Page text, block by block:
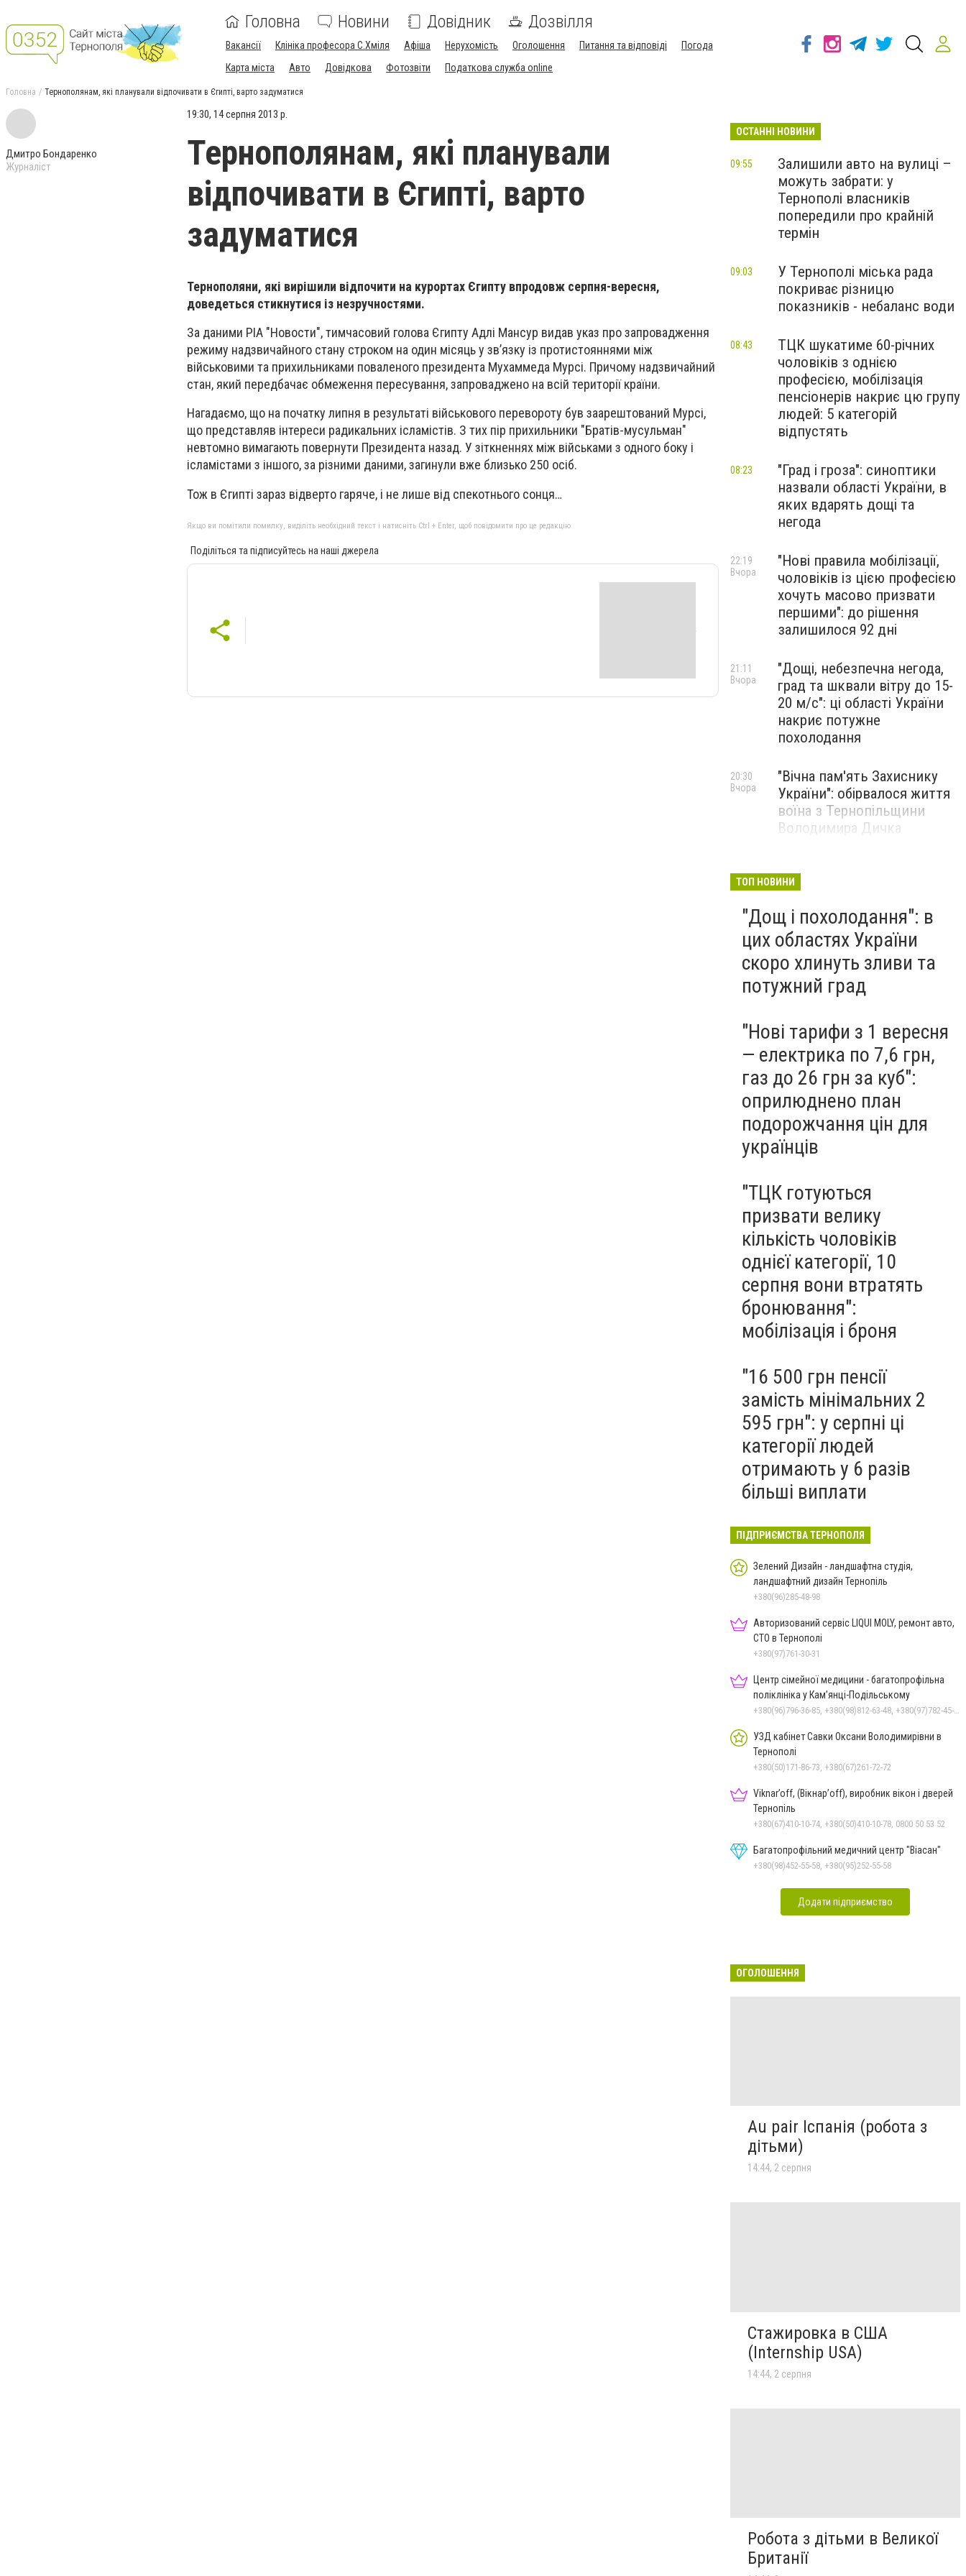
Головна Новини Довідник Дозвілля
Вакансії Клініка професора С.Хміля Афіша Нерухомість Оголошення Питання та відповіді
Погода
Карта міста
Авто Довідкова Фотозвіти Податкова служба online
Головна Тернополянам, які планували відпочивати в Єгипті, варто задуматися
Дмитро Бондаренко
Журналіст
19:30, 14 серпня 2013 р.
Тернополянам, які планували
відпочивати в Єгипті, варто
задуматися
Тернополяни, які вирішили відпочити на курортах Єгипту впродовж серпня-вересня,
доведеться стикнутися із незручностями.
За даними РІА "Новости", тимчасовий голова Єгипту Адлі Мансур видав указ про запровадження
режиму надзвичайного стану строком на один місяць у зв’язку із протистояннями між
військовими та прихильниками поваленого президента Мухаммеда Мурсі. Причому надзвичайний
стан, який передбачає обмеження пересування, запроваджено на всій території країни.
Нагадаємо, що на початку липня в результаті військового перевороту був заарештований Мурсі,
що представляв інтереси радикальних ісламістів. З тих пір прихильники "Братів-мусульман"
невтомно вимагають повернути Президента назад. У зіткненнях між військами з одного боку і
ісламістами з іншого, за різними даними, загинули вже близько 250 осіб.
Тож в Єгипті зараз відверто гаряче, і не лише від спекотнього сонця…
Якщо ви помітили помилку, виділіть необхідний текст і натисніть Ctrl + Enter, щоб повідомити про це редакцію
Поділіться та підписуйтесь на наші джерела
ОСТАННІ НОВИНИ
Залишили авто на вулиці –
можуть забрати: у
Тернополі власників
попередили про крайній
термін
09:55
У Тернополі міська рада
покриває різницю
показників - небаланс води
09:03
ТЦК шукатиме 60-річних
чоловіків з однією
професією, мобілізація
пенсіонерів накриє цю групу
людей: 5 категорій
відпустять
08:43
"Град і гроза": синоптики
назвали області України, в
яких вдарять дощі та
негода
08:23
"Нові правила мобілізації,
чоловіків із цією професією
хочуть масово призвати
першими": до рішення
залишилося 92 дні
22:19
Вчора
"Дощі, небезпечна негода,
град та шквали вітру до 15-
20 м/с": ці області України
накриє потужне
похолодання
21:11
Вчора
"Вічна пам'ять Захиснику
України": обірвалося життя
воїна з Тернопільщини
Володимира Дичка
20:30
Вчора
штрафувати за 3 вчинки,
додому": змусять оплатити
величезні суми
Вчора
ТОП НОВИНИ
"Дощ і похолодання": в
цих областях України
скоро хлинуть зливи та
потужний град
"Нові тарифи з 1 вересня
— електрика по 7,6 грн,
газ до 26 грн за куб":
оприлюднено план
подорожчання цін для
українців
"ТЦК готуються
призвати велику
кількість чоловіків
однієї категорії, 10
серпня вони втратять
бронювання":
мобілізація і броня
"16 500 грн пенсії
замість мінімальних 2
595 грн": у серпні ці
категорії людей
отримають у 6 разів
більші виплати
ПІДПРИЄМСТВА ТЕРНОПОЛЯ
Зелений Дизайн - ландшафтна студія,
ландшафтний дизайн Тернопіль
+380(96)285-48-98
Авторизований сервіс LIQUI MOLY, ремонт авто,
СТО в Тернополі
+380(97)761-30-31
Центр сімейної медицини - багатопрофільна
поліклініка у Кам’янці-Подільському
+380(96)796-36-85, +380(98)812-63-48, +380(97)782-45-70
УЗД кабінет Савки Оксани Володимирівни в
Тернополі
+380(50)171-86-73, +380(67)261-72-72
Viknar’off, (Вікнар’off), виробник вікон і дверей
Тернопіль
+380(67)410-10-74, +380(50)410-10-78, 0800 50 53 52
Багатопрофільний медичний центр "Віасан"
+380(98)452-55-58, +380(95)252-55-58
Додати підприємство
ОГОЛОШЕННЯ
Au pair Іспанія (робота з
дітьми)
14:44, 2 серпня
Стажировка в США
(Internship USA)
14:44, 2 серпня
Робота з дітьми в Великої
Британії